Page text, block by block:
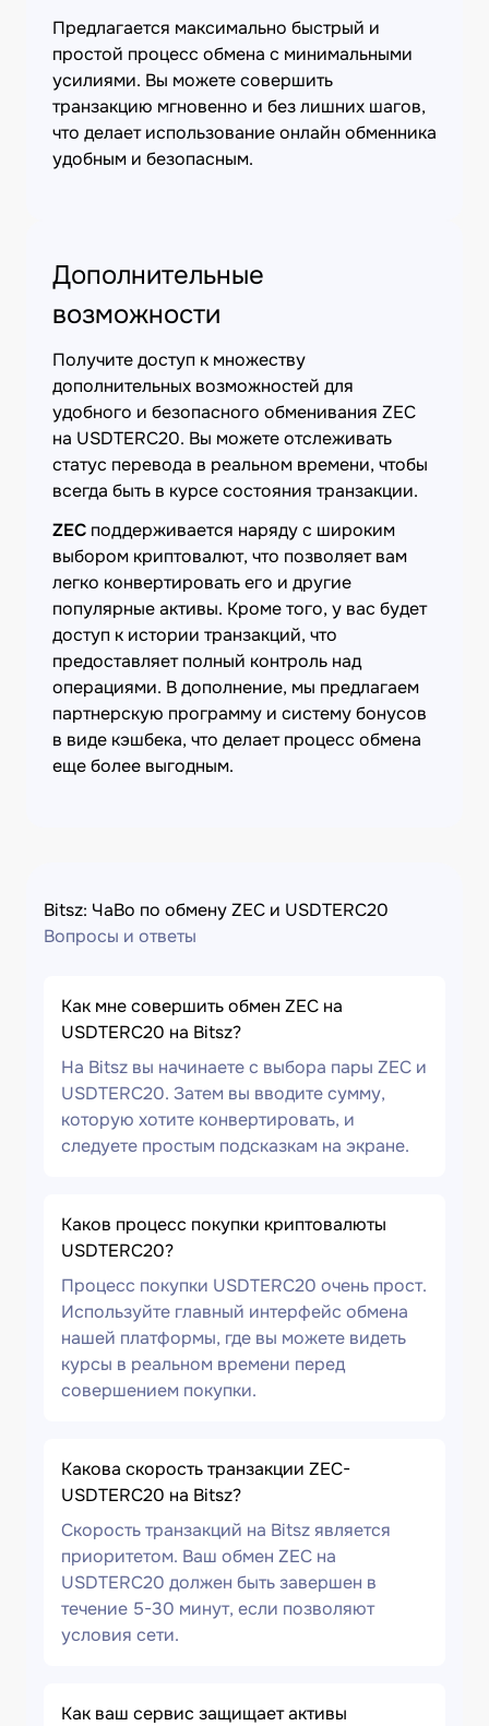
Предлагается максимально быстрый и
простой процесс обмена с минимальными
усилиями. Вы можете совершить
транзакцию мгновенно и без лишних шагов,
что делает использование онлайн обменника
удобным и безопасным.
Дополнительные
возможности
Получите доступ к множеству
дополнительных возможностей для
удобного и безопасного обменивания ZEC
на USDTERC20. Вы можете отслеживать
статус перевода в реальном времени, чтобы
всегда быть в курсе состояния транзакции.
ZEC поддерживается наряду с широким
выбором криптовалют, что позволяет вам
легко конвертировать его и другие
популярные активы. Кроме того, у вас будет
доступ к истории транзакций, что
предоставляет полный контроль над
операциями. В дополнение, мы предлагаем
партнерскую программу и систему бонусов
в виде кэшбека, что делает процесс обмена
еще более выгодным.
Bitsz: ЧаВо по обмену ZEC и USDTERC20
Вопросы и ответы
Как мне совершить обмен ZEC на
USDTERC20 на Bitsz?
На Bitsz вы начинаете с выбора пары ZEC и
USDTERC20. Затем вы вводите сумму,
которую хотите конвертировать, и
следуете простым подсказкам на экране.
Каков процесс покупки криптовалюты
USDTERC20?
Процесс покупки USDTERC20 очень прост.
Используйте главный интерфейс обмена
нашей платформы, где вы можете видеть
курсы в реальном времени перед
совершением покупки.
Какова скорость транзакции ZEC-
USDTERC20 на Bitsz?
Скорость транзакций на Bitsz является
приоритетом. Ваш обмен ZEC на
USDTERC20 должен быть завершен в
течение 5-30 минут, если позволяют
условия сети.
Как ваш сервис защищает активы